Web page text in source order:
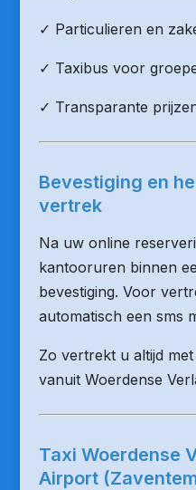
✓ Particulieren en
✓ Taxibus voor
✓ Transparante
Bevestiging en
vertrek
Na uw online
kantooruren binnen
bevestiging. Voor
automatisch een sms
Zo vertrekt u altijd
vanuit Woerdense
Taxi Woerdense
Airport